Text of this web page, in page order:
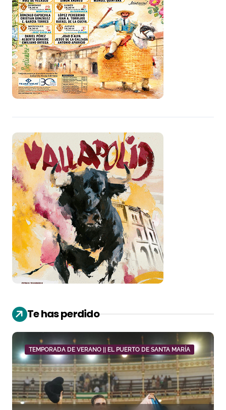
Te has perdido
TEMPORADA DE VERANO || EL PUERTO DE SANTA MARÍA